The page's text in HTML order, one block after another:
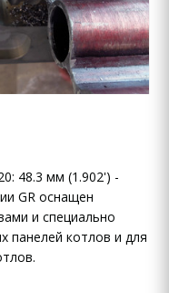
48.3 мм (1.902') -
GR оснащен
и специально
панелей котлов и для